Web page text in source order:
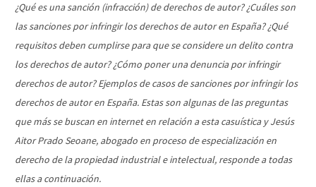
¿Qué es una sanción (infracción) de derechos de autor? ¿Cuáles son
las sanciones por infringir los derechos de autor en España? ¿Qué
requisitos deben cumplirse para que se considere un delito contra
los derechos de autor? ¿Cómo poner una denuncia por infringir
derechos de autor? Ejemplos de casos de sanciones por infringir los
derechos de autor en España. Estas son algunas de las preguntas
que más se buscan en internet en relación a esta casuística y Jesús
Aitor Prado Seoane, abogado en proceso de especialización en
derecho de la propiedad industrial e intelectual, responde a todas
ellas a continuación.